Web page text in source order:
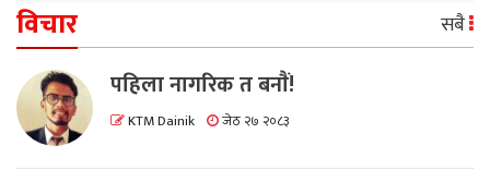
विचार सबै
पहिला नागरिक त बनाैं!
KTM Dainik जेठ २७ २०८३